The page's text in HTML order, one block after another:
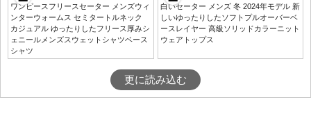
ワンピースフリースセーター メンズウィ
ンターウォームス セミタートルネック
カジュアル ゆったりしたフリース厚みシ
ェニールメンズスウェットシャツベース
シャツ
白いセーター メンズ 冬 2024年モデル 新
しいゆったりしたソフトプルオーバーベ
ースレイヤー 高級ソリッドカラーニット
ウェアトップス
更に読み込む